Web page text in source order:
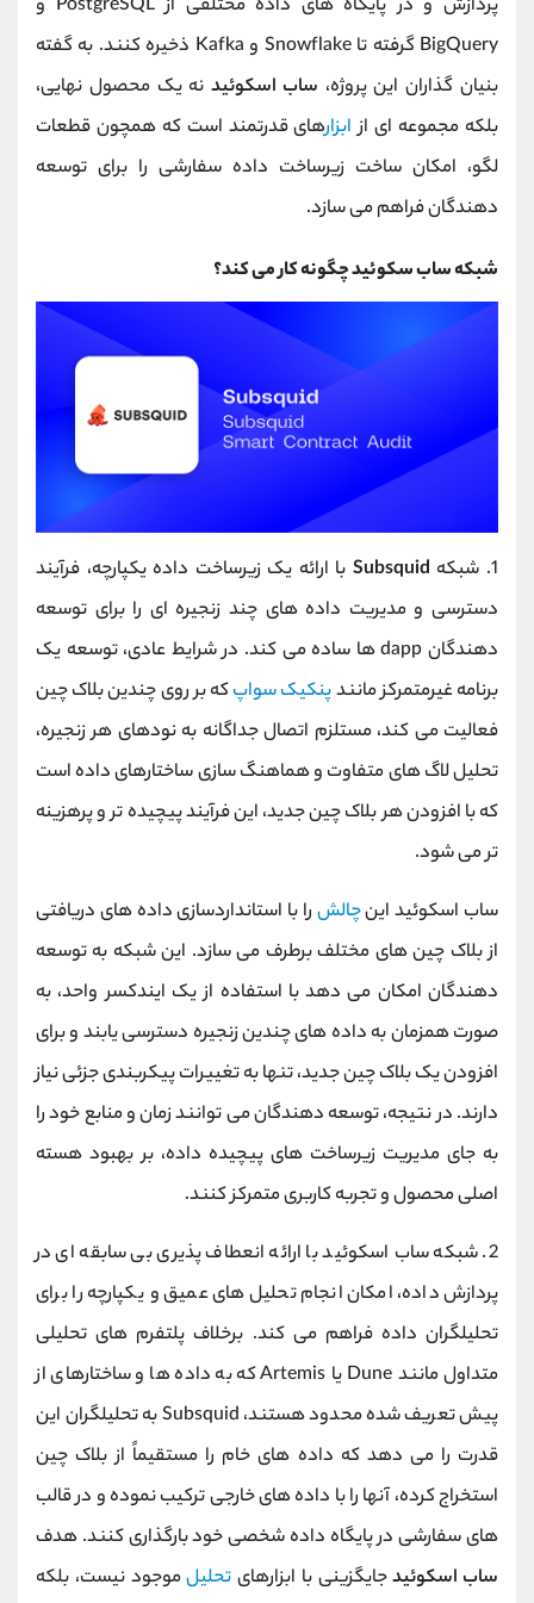
پردازش و در پایگاه ‌های داده مختلفی از PostgreSQL و
BigQuery گرفته تا Snowflake و Kafka ذخیره کنند. به گفته
بنیان‌ گذاران این پروژه، ساب‌ اسکوئیدنه یک محصول نهایی،
بلکه مجموعه ‌ای ازابزارهای قدرتمند است که همچون قطعات
لگو، امکان ساخت زیرساخت داده سفارشی را برای توسعه‌
دهندگان فراهم می ‌سازد.
شبکه ساب سکوئید چگونه کار می کند؟
1. شبکه Subsquid با ارائه یک زیرساخت داده یکپارچه، فرآیند
دسترسی و مدیریت داده‌ های چند زنجیره ‌ای را برای توسعه‌
دهندگان dapp ها ساده می‌ کند. در شرایط عادی، توسعه یک
برنامه غیرمتمرکز مانندپنکیک ‌سواپکه بر روی چندین بلاک چین
فعالیت می‌ کند، مستلزم اتصال جداگانه به نودهای هر زنجیره،
تحلیل لاگ ‌های متفاوت و هماهنگ ‌سازی ساختارهای داده است
که با افزودن هر بلاک چین جدید، این فرآیند پیچیده ‌تر و پرهزینه
‌تر می‌ شود.
ساب‌ اسکوئید اینچالش را با استانداردسازی داده ‌های دریافتی
از بلاک چین‌ های مختلف برطرف می ‌سازد. این شبکه به توسعه
‌دهندگان امکان می ‌دهد با استفاده از یک ایندکسر واحد، به
صورت همزمان به داده‌ های چندین زنجیره دسترسی یابند و برای
افزودن یک بلاک چین جدید، تنها به تغییرات پیکربندی جزئی نیاز
دارند. در نتیجه، توسعه ‌دهندگان می ‌توانند زمان و منابع خود را
به جای مدیریت زیرساخت ‌های پیچیده داده، بر بهبود هسته
اصلی محصول و تجربه کاربری متمرکز کنند.
2. شبکه ساب‌ اسکوئید با ارائه انعطاف ‌پذیری بی ‌سابقه ای در
پردازش داده، امکان انجام تحلیل ‌های عمیق و یکپارچه را برای
تحلیلگران داده فراهم می‌ کند. برخلاف پلتفرم‌ های تحلیلی
متداول مانند Dune یا Artemis که به داده ‌ها و ساختارهای از
پیش تعریف ‌شده محدود هستند، Subsquid به تحلیلگران این
قدرت را می ‌دهد که داده ‌های خام را مستقیماً از بلاک چین
استخراج کرده، آنها را با داده ‌های خارجی ترکیب نموده و در قالب
‌های سفارشی در پایگاه داده شخصی خود بارگذاری کنند. هدف
ساب ‌اسکوئیدجایگزینی با ابزارهای تحلیلموجود نیست، بلکه